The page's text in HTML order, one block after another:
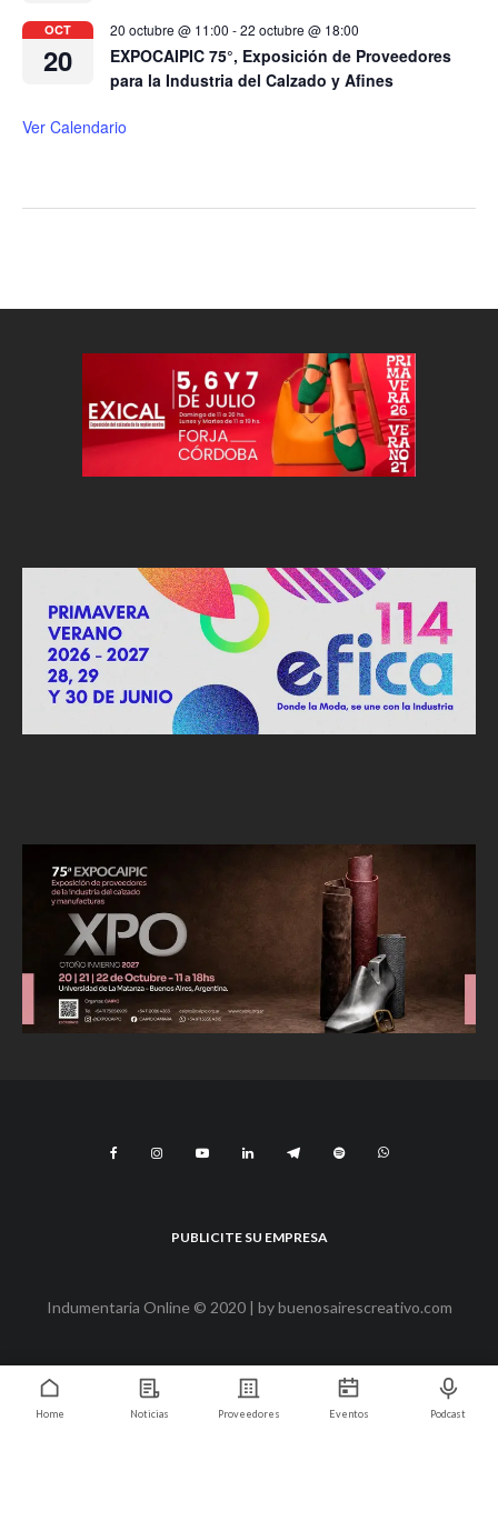
OCT
20
20 octubre @ 11:00 -22 octubre @ 18:00
EXPOCAIPIC 75°, Exposición de Proveedores
para la Industria del Calzado y Afines
Ver Calendario
PUBLICITE SU EMPRESA
Indumentaria Online © 2020 | bybuenosairescreativo.com
Home Noticias Proveedores Eventos Podcast